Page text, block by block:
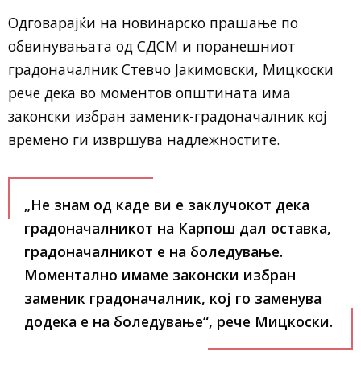
Одговарајќи на новинарско прашање по
обвинувањата од СДСМ и поранешниот
градоначалник Стевчо Јакимовски, Мицкоски
рече дека во моментов општината има
законски избран заменик-градоначалник кој
времено ги извршува надлежностите.
„Не знам од каде ви е заклучокот дека
градоначалникот на Карпош дал оставка,
градоначалникот е на боледување.
Моментално имаме законски избран
заменик градоначалник, кој го заменува
додека е на боледување“, рече Мицкоски.